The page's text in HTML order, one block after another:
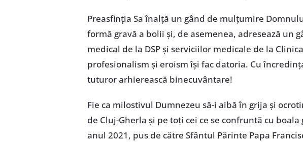
Preasfinția Sa înalță un gând de mulțumire
formă gravă a bolii și, de asemenea, adresează un
medical de la DSP și serviciilor medicale de la
profesionalism și eroism își fac datoria. Cu
tuturor arhierească binecuvântare!
Fie ca milostivul Dumnezeu să-i aibă în grija și
de Cluj-Gherla și pe toți cei ce se confruntă cu
anul 2021, pus de către Sfântul Părinte Papa